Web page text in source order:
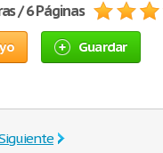
/ 6 Páginas
Guardar